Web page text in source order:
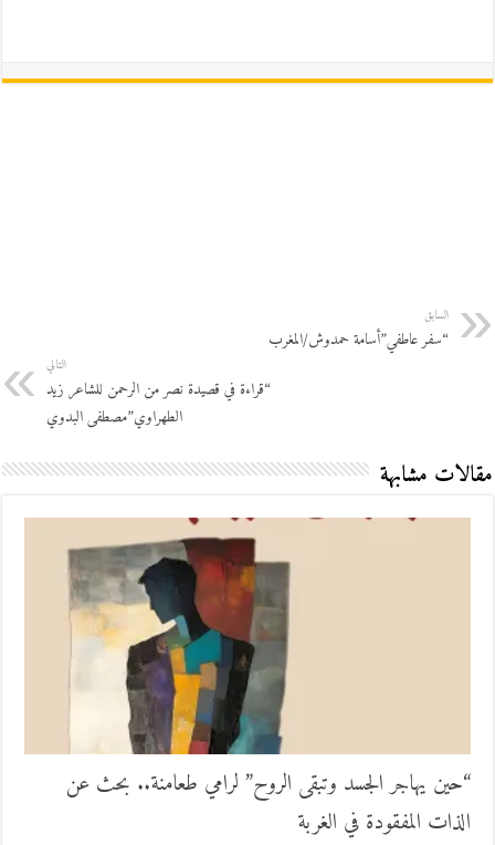
السابق
“سفر عاطفي”أسامة حمدوش/المغرب
التالي
“قراءة في قصيدة نصر من الرحمن للشاعر زيد
الطهراوي”مصطفى البدوي
مقالات مشابهة
“حين يهاجر الجسد وتبقى الروح” لرامي طعامنة.. بحث عن
الذات المفقودة في الغربة